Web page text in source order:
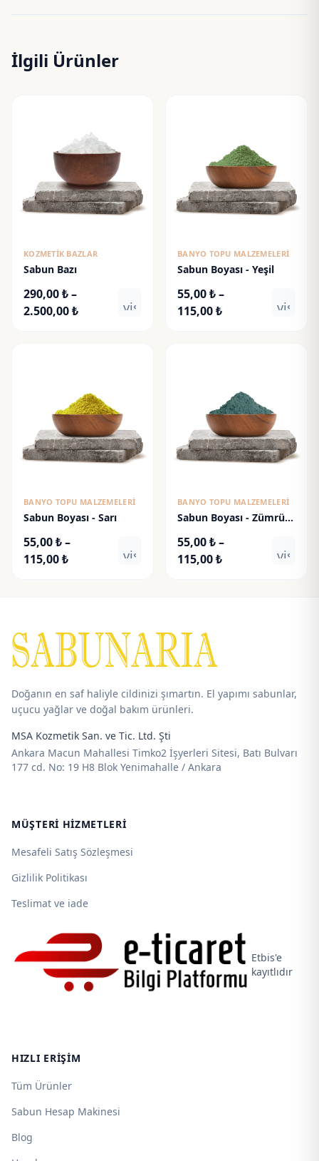
İlgili Ürünler
KOZMETIK BAZLAR
Sabun Bazı
290,00₺–
2.500,00₺Fiyat
visibility
BANYO TOPU MALZEMELERI
Sabun Boyası - Yeşil
55,00₺–
115,00₺Fiyat
BANYO TOPU MALZEMELERI
Sabun Boyası - Sarı
55,00₺–
115,00₺Fiyat
visibility
BANYO TOPU MALZEMELERI
Sabun Boyası - Zümrüt
55,00₺–
115,00₺Fiyat
Doğanın en saf haliyle cildinizi şımartın. El yapımı sabunlar,
uçucu yağlar ve doğal bakım ürünleri.
MSA Kozmetik San. ve Tic. Ltd. Şti
Ankara Macun Mahallesi Timko2 İşyerleri Sitesi, Batı Bulvarı
177 cd. No: 19 H8 Blok Yenimahalle / Ankara
MÜŞTERI HIZMETLERI
Mesafeli Satış Sözleşmesi
Gizlilik Politikası
Teslimat ve iade
Etbis'e
kayıtlıdır
HIZLI ERIŞIM
Tüm Ürünler
Sabun Hesap Makinesi
Blog